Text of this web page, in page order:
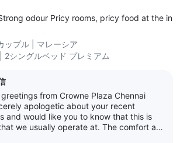
odour Pricy rooms, pricy food at the in
ップル
マレーシア
シングルベッド プレミアム
from Crowne Plaza Chennai
apologetic about your recent
and would like you to know that this is
we usually operate at. The comfort and
and patrons is of utmost